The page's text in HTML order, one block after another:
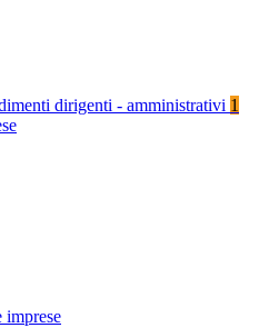
dirigenti - amministrativi 1